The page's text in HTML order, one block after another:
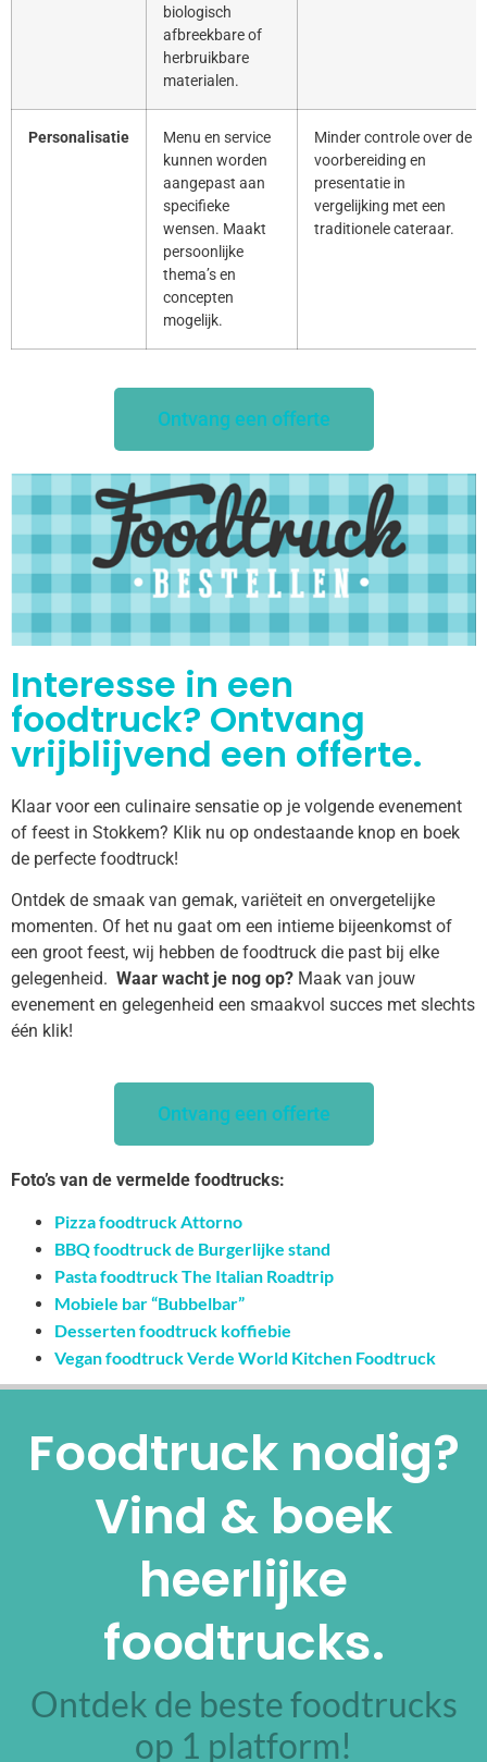
biologisch
afbreekbare of
herbruikbare
materialen.
Personalisatie
Menu en service
kunnen worden
aangepast aan
specifieke
wensen. Maakt
persoonlijke
thema’s en
concepten
mogelijk.
Minder controle over de
voorbereiding en
presentatie in
vergelijking met een
traditionele cateraar.
Ontvang een offerte
Interesse in een
foodtruck? Ontvang
vrijblijvend een offerte.
Klaar voor een culinaire sensatie op je volgende evenement
of feest in Stokkem? Klik nu op ondestaande knop en boek
de perfecte foodtruck!
Ontdek de smaak van gemak, variëteit en onvergetelijke
momenten. Of het nu gaat om een intieme bijeenkomst of
een groot feest, wij hebben de foodtruck die past bij elke
gelegenheid. Waar wacht je nog op? Maak van jouw
evenement en gelegenheid een smaakvol succes met slechts
één klik!
Ontvang een offerte
Foto’s van de vermelde foodtrucks:
Pizza foodtruck Attorno
BBQ foodtruck de Burgerlijke stand
Pasta foodtruck The Italian Roadtrip
Mobiele bar “Bubbelbar”
Desserten foodtruck koffiebie
Vegan foodtruck Verde World Kitchen Foodtruck
Foodtruck nodig?
Vind & boek
heerlijke
foodtrucks.
Ontdek de beste foodtrucks
op 1 platform!